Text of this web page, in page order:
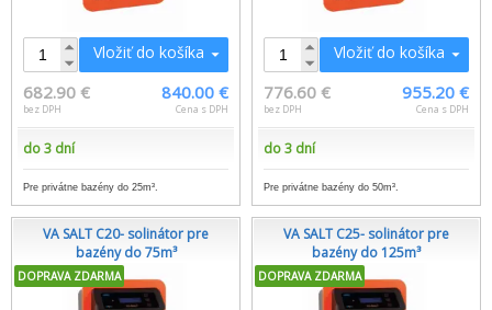
Vložiť do košíka
682.90 €
bez DPH
840.00 €
Cena s DPH
do 3 dní
Pre privátne bazény do 25m³.
Vložiť do košíka
776.60 €
bez DPH
955.20 €
Cena s DPH
do 3 dní
Pre privátne bazény do 50m³.
VA SALT C20- solinátor pre
bazény do 75m³
DOPRAVA ZDARMA
VA SALT C25- solinátor pre
bazény do 125m³
DOPRAVA ZDARMA